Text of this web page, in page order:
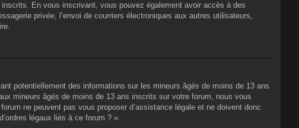
En vous inscrivant, vous pouvez également avoir accès à des
privée, l’envoi de courriers électroniques aux autres utilisateurs,
potentiellement des informations sur les mineurs âgés de moins de 13 ans
mineurs âgés de moins de 13 ans inscrits sur votre forum, nous vous
ne peuvent pas vous proposer d’assistance légale et ne doivent donc
légaux liés à ce forum ? ».